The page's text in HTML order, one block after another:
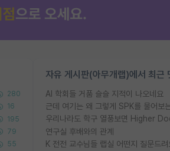
280
16
195
79
55
자유 게시판(아무개랩)에서 최근
AI 학회들 거품 슬슬 지적이 나오네요
근데 여기는 왜 그렇게 SPK를 물어보
연구실 후배와의 관계
K 전전 교수님들 랩실 어떤지 질문드려